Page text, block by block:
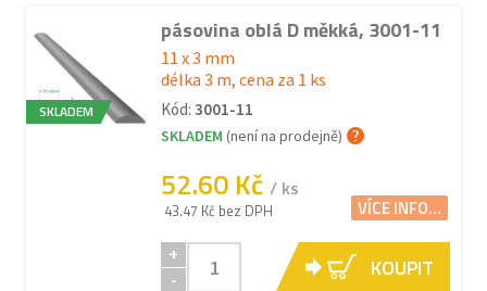
SKLADEM
pásovina oblá D měkká, 3001-11
11 x 3 mm
délka 3 m, cena za 1 ks
Kód: 3001-11
SKLADEM (není na prodejně)
52.60 Kč / ks
43.47 Kč bez DPH VÍCE INFO...
+
-
KOUPIT